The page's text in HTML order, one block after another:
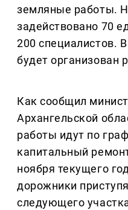
земляные работы.
задействовано 70
200 специалистов.
будет организован
Как сообщил
Архангельской
работы идут по
капитальный
ноября текущего
дорожники
следующего